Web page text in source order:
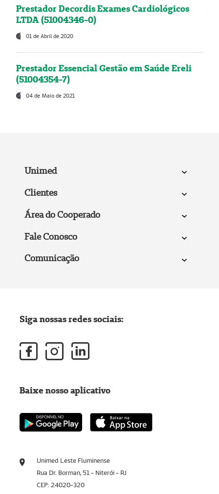
Prestador Decordis Exames Cardiológicos
LTDA (51004346-0)
01 de Abril de 2020
Prestador Essencial Gestão em Saúde Ereli
(51004354-7)
04 de Maio de 2021
Unimed
Clientes
Área do Cooperado
Fale Conosco
Comunicação
Unimed Leste Fluminense
Rua Dr. Borman, 51 - Niterói - RJ
CEP: 24020-320
Siga nossas redes sociais:
Baixe nosso aplicativo